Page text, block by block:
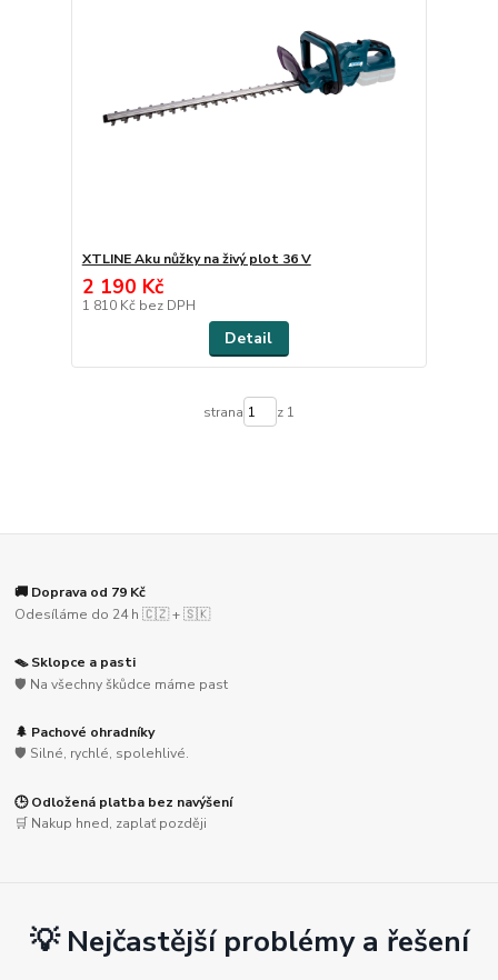
XTLINE Aku nůžky na živý plot 36 V
2 190 Kč
1 810 Kč bez DPH
Detail
strana z 1
🚚 Doprava od 79 Kč
Odesíláme do 24 h 🇨🇿 + 🇸🇰
🪤 Sklopce a pasti
🛡️ Na všechny škůdce máme past
🌲 Pachové ohradníky
🛡️ Silné, rychlé, spolehlivé.
🕒 Odložená platba bez navýšení
🛒 Nakup hned, zaplať později
💡 Nejčastější problémy a řešení